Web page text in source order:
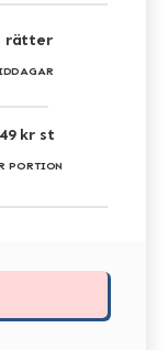
rätter
PORTION
kr st